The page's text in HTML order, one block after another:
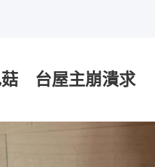
菇 台屋主崩潰求